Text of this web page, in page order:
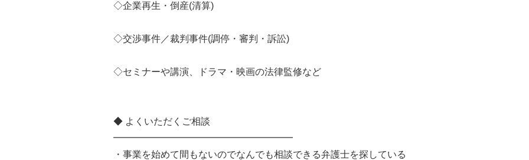
◇企業再生・倒産(清算)
◇交渉事件／裁判事件(調停・審判・訴訟)
◇セミナーや講演、ドラマ・映画の法律監修など
◆ よくいただくご相談
━━━━━━━━━━━━━━━━━━━
・事業を始めて間もないのでなんでも相談できる弁護士を探している